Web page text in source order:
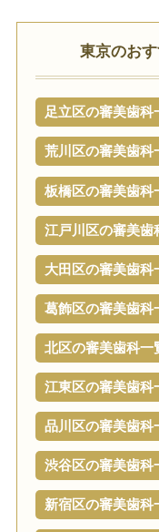
東京のお
足立区の審美歯科
荒川区の審美歯科
板橋区の審美歯科
江戸川区の審美歯
大田区の審美歯科
葛飾区の審美歯科
北区の審美歯科一
江東区の審美歯科
品川区の審美歯科
渋谷区の審美歯科
新宿区の審美歯科